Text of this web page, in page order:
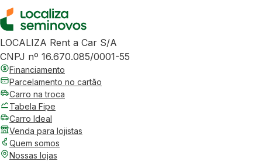
LOCALIZA Rent a Car S/A
CNPJ nº 16.670.085/0001-55
Financiamento
Parcelamento no cartão
Carro na troca
Tabela Fipe
Carro Ideal
Venda para lojistas
Quem somos
Nossas lojas